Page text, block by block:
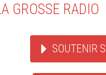
GROSSE RADIO
SOUTENIR